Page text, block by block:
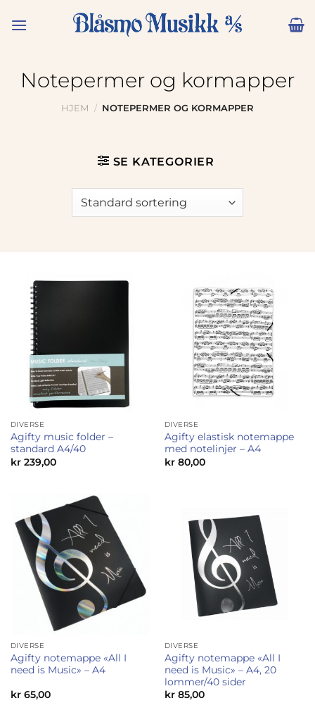
Notepermer og kormapper
HJEM / NOTEPERMER OG KORMAPPER
SE KATEGORIER
DIVERSE
Agifty music folder –
standard A4/40
kr239,00
DIVERSE
Agifty elastisk notemappe
med notelinjer – A4
kr80,00
DIVERSE
Agifty notemappe «All I
need is Music» – A4
kr65,00
DIVERSE
Agifty notemappe «All I
need is Music» – A4, 20
lommer/40 sider
kr85,00